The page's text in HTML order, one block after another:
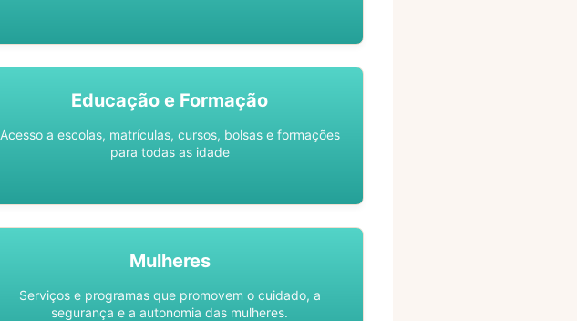
Educação e Formação
Acesso a escolas, matrículas, cursos, bolsas e formações
para todas as idade
Mulheres
Serviços e programas que promovem o cuidado, a
segurança e a autonomia das mulheres.